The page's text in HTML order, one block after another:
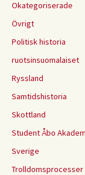
Okategoriserade
Övrigt
Politisk historia
ruotsinsuomalaiset
Ryssland
Samtidshistoria
Skottland
Student Åbo
Sverige
Trolldomsprocesser